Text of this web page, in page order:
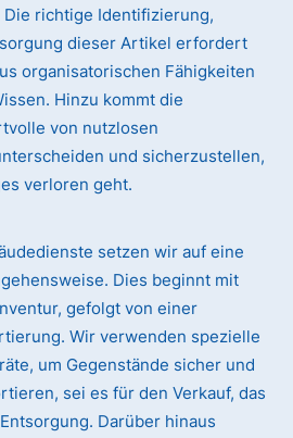
richtige Identifizierung,
dieser Artikel erfordert
organisatorischen Fähigkeiten
Hinzu kommt die
von nutzlosen
und sicherzustellen,
verloren geht.
setzen wir auf eine
Dies beginnt mit
gefolgt von einer
Wir verwenden spezielle
um Gegenstände sicher und
sei es für den Verkauf, das
Darüber hinaus